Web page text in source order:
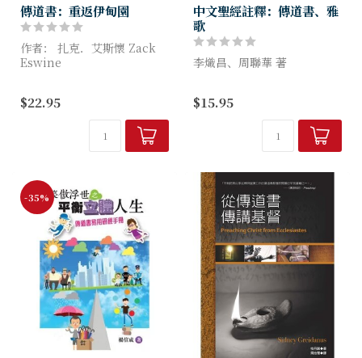
傳道書：重返伊甸園
作者： 扎克．艾斯懷 Zack
Eswine
的生命樣貌，探究人試圖在神
以外尋找自我拯救之道，它揭
穿我們的偽裝──除去我們的
$22.95
中文聖經註釋：傳道書、雅
歌
李熾昌、周聯華 著
$15.95
-35%